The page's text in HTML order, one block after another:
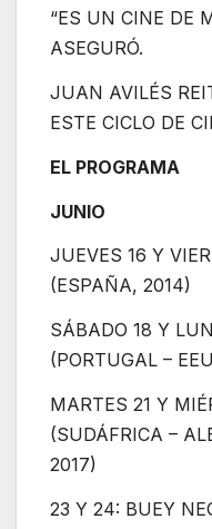
“ES UN CINE DE
ASEGURÓ.
JUAN AVILÉS
ESTE CICLO DE
EL PROGRAMA
JUNIO
JUEVES 16 Y
(ESPAÑA, 2014)
SÁBADO 18 Y
(PORTUGAL –
MARTES 21 Y
(SUDÁFRICA –
2017)
23 Y 24: BUEY